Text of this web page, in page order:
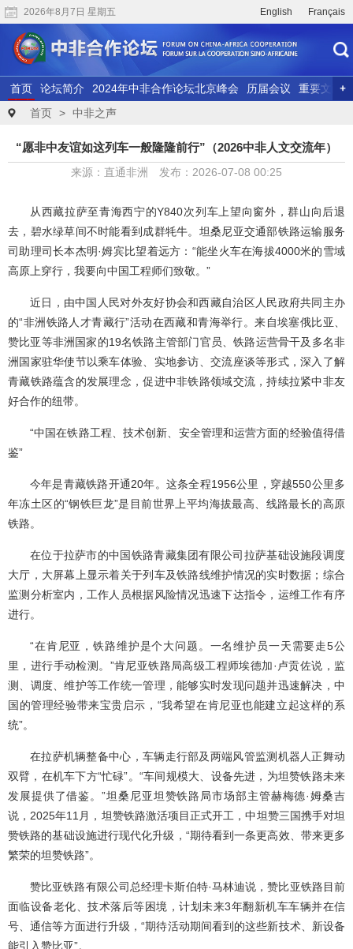
2026年8月7日 星期五 English Français
首页 论坛简介 2024年中非合作论坛北京峰会 历届会议
重要文献
联合研究
精彩视频
首页 > 中非之声
“愿非中友谊如这列车一般隆隆前行”（2026中非人文交流年）
来源：直通非洲 发布：2026-07-08 00:25
从西藏拉萨至青海西宁的Y840次列车上望向窗外，群山向后退
去，碧水绿草间不时能看到成群牦牛。坦桑尼亚交通部铁路运输服务
司助理司长本杰明·姆宾比望着远方：“能坐火车在海拔4000米的雪域
高原上穿行，我要向中国工程师们致敬。”
近日，由中国人民对外友好协会和西藏自治区人民政府共同主办
的“非洲铁路人才青藏行”活动在西藏和青海举行。来自埃塞俄比亚、
赞比亚等非洲国家的19名铁路主管部门官员、铁路运营骨干及多名非
洲国家驻华使节以乘车体验、实地参访、交流座谈等形式，深入了解
青藏铁路蕴含的发展理念，促进中非铁路领域交流，持续拉紧中非友
好合作的纽带。
“中国在铁路工程、技术创新、安全管理和运营方面的经验值得借
鉴”
今年是青藏铁路开通20年。这条全程1956公里，穿越550公里多
年冻土区的“钢铁巨龙”是目前世界上平均海拔最高、线路最长的高原
铁路。
在位于拉萨市的中国铁路青藏集团有限公司拉萨基础设施段调度
大厅，大屏幕上显示着关于列车及铁路线维护情况的实时数据；综合
监测分析室内，工作人员根据风险情况迅速下达指令，运维工作有序
进行。
“在肯尼亚，铁路维护是个大问题。一名维护员一天需要走5公
里，进行手动检测。”肯尼亚铁路局高级工程师埃德加·卢贡佐说，监
测、调度、维护等工作统一管理，能够实时发现问题并迅速解决，中
国的管理经验带来宝贵启示，“我希望在肯尼亚也能建立起这样的系
统”。
在拉萨机辆整备中心，车辆走行部及两端风管监测机器人正舞动
双臂，在机车下方“忙碌”。“车间规模大、设备先进，为坦赞铁路未来
发展提供了借鉴。”坦桑尼亚坦赞铁路局市场部主管赫梅德·姆桑吉
说，2025年11月，坦赞铁路激活项目正式开工，中坦赞三国携手对坦
赞铁路的基础设施进行现代化升级，“期待看到一条更高效、带来更多
繁荣的坦赞铁路”。
赞比亚铁路有限公司总经理卡斯伯特·马林迪说，赞比亚铁路目前
面临设备老化、技术落后等困境，计划未来3年翻新机车车辆并在信
号、通信等方面进行升级，“期待活动期间看到的这些新技术、新设备
能引入赞比亚”。